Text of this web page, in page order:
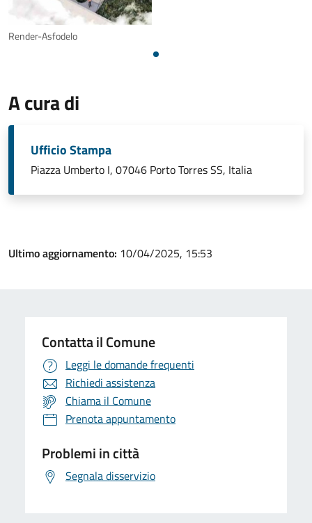
Render-Asfodelo
A cura di
Ufficio Stampa
Piazza Umberto I, 07046 Porto Torres SS, Italia
Ultimo aggiornamento: 10/04/2025, 15:53
Contatta il Comune
Leggi le domande frequenti
Richiedi assistenza
Chiama il Comune
Prenota appuntamento
Problemi in città
Segnala disservizio